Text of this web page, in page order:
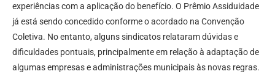
experiências com a aplicação do benefício. O Prêmio Assiduidade
já está sendo concedido conforme o acordado na Convenção
Coletiva. No entanto, alguns sindicatos relataram dúvidas e
dificuldades pontuais, principalmente em relação à adaptação de
algumas empresas e administrações municipais às novas regras.